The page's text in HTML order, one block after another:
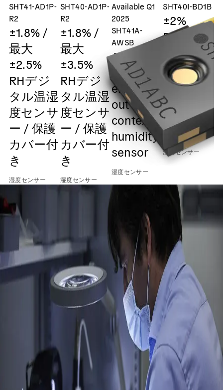
SHT41-AD1P-
R2
±1.8% /
最大
±2.5%
RHデジ
タル温湿
度センサ
ー / 保護
カバー付
き
湿度センサー
SHT40-AD1P-
R2
±1.8% /
最大
±3.5%
RHデジ
タル温湿
度センサ
ー / 保護
カバー付
き
湿度センサー
Available Q1
2025
SHT41A-
AWSB
ASIL-A
safety
element
out of
context
humidity
sensor
湿度センサー
SHT40I-BD1B
±2%
Digital
humidity
and
sensor /
0x45 I2C
Output
湿度センサー